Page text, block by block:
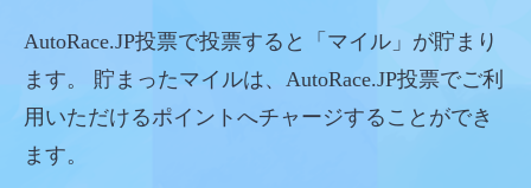
AutoRace.JP投票で投票すると「マイル」が貯まり
ます。 貯まったマイルは、AutoRace.JP投票でご利
用いただけるポイントへチャージすることができ
ます。